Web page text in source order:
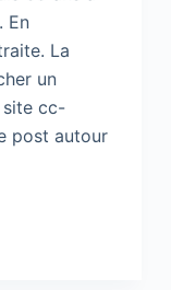
En
La
un
site cc-
post autour